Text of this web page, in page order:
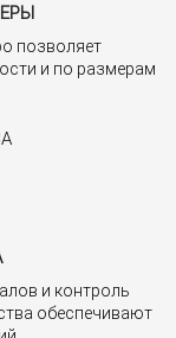
позволяет
и по размерам
и контроль
обеспечивают